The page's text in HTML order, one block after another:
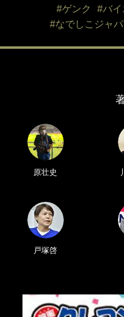
#ゲンク
#バ
#なでしこジャ
原壮史
戸塚啓